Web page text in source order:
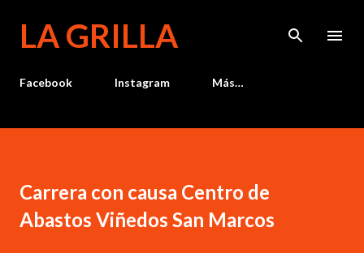
LA GRILLA
Facebook Instagram Más…
Carrera con causa Centro de
Abastos Viñedos San Marcos